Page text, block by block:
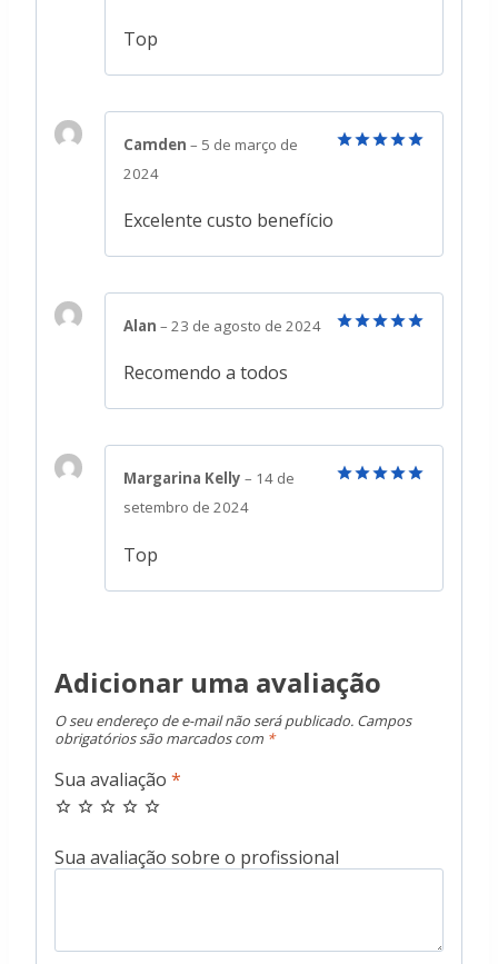
Top
Camden – 5 de março de
2024
Excelente custo benefício
Alan – 23 de agosto de 2024
Recomendo a todos
Margarina Kelly – 14 de
setembro de 2024
Top
Adicionar uma avaliação
O seu endereço de e-mail não será publicado. Campos
obrigatórios são marcados com *
Sua avaliação *